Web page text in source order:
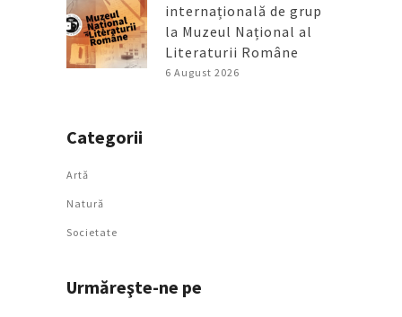
internațională de grup
la Muzeul Național al
Literaturii Române
6 August 2026
Categorii
Artǎ
Natură
Societate
Urmăreşte-ne pe